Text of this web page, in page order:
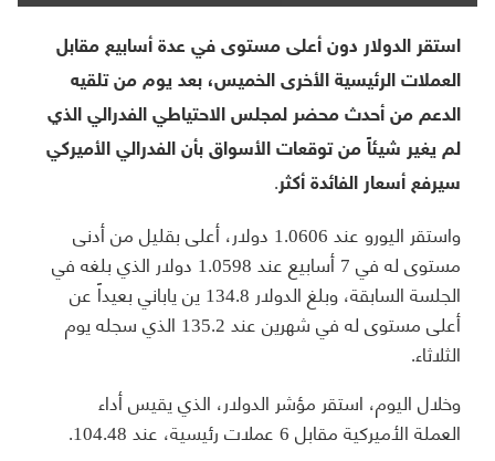
استقر الدولار دون أعلى مستوى في عدة أسابيع مقابل
العملات الرئيسية الأخرى الخميس، بعد يوم من تلقيه
الدعم من أحدث محضر لمجلس الاحتياطي الفدرالي الذي
لم يغير شيئاً من توقعات الأسواق بأن الفدرالي الأميركي
سيرفع أسعار الفائدة أكثر.
واستقر اليورو عند 1.0606 دولار، أعلى بقليل من أدنى
مستوى له في 7 أسابيع عند 1.0598 دولار الذي بلغه في
الجلسة السابقة، وبلغ الدولار 134.8 ين ياباني بعيداً عن
أعلى مستوى له في شهرين عند 135.2 الذي سجله يوم
الثلاثاء.
وخلال اليوم، استقر مؤشر الدولار، الذي يقيس أداء
العملة الأميركية مقابل 6 عملات رئيسية، عند 104.48.